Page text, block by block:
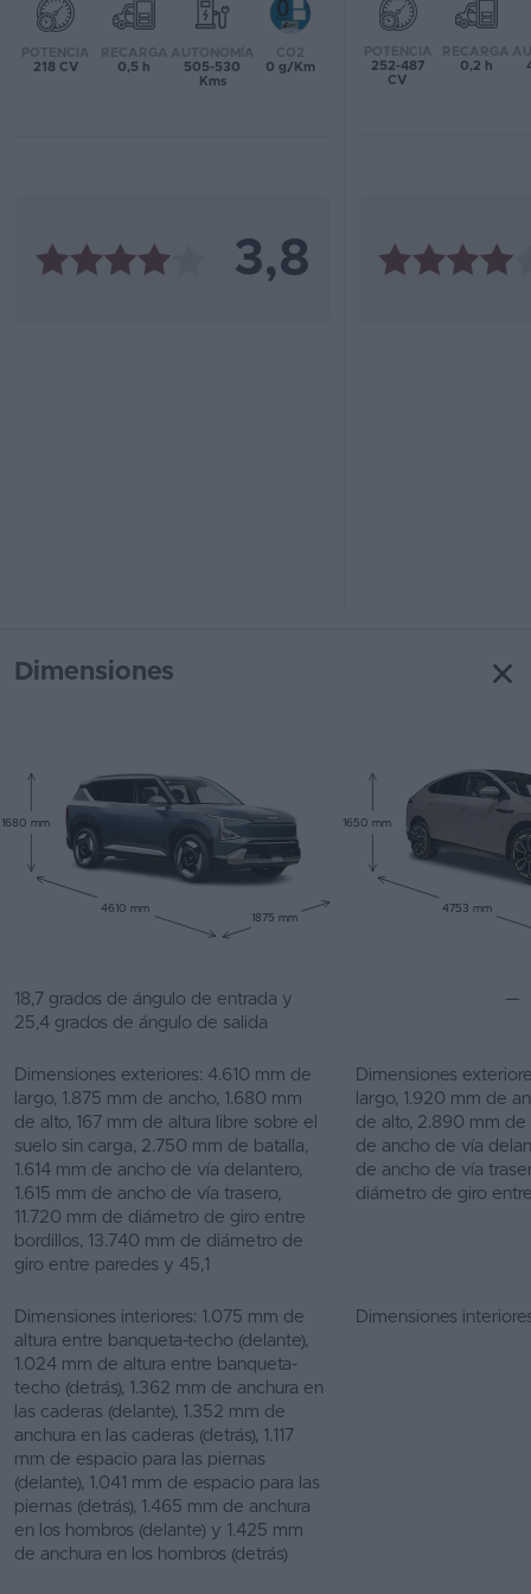
Favoritos
Ventas
POTENCIA
218 CV
RECARGA
0,5 h
AUTONOMÍA
505-530
Kms
CO2
0 g/Km
POTENCIA
252-487
CV
RECARGA
0,2 h
3,8
Dimensiones
1680 mm
4610 mm
1875 mm
1650 mm
4753 mm
18,7 grados de ángulo de entrada y
25,4 grados de ángulo de salida
—
Dimensiones exteriores: 4.610 mm de
largo, 1.875 mm de ancho, 1.680 mm
de alto, 167 mm de altura libre sobre el
suelo sin carga, 2.750 mm de batalla,
1.614 mm de ancho de vía delantero,
1.615 mm de ancho de vía trasero,
11.720 mm de diámetro de giro entre
bordillos, 13.740 mm de diámetro de
giro entre paredes y 45,1
Dimensiones
largo, 1.920 mm de
de alto, 2.890 mm de
de ancho de vía
de ancho de vía
diámetro de giro
Dimensiones interiores: 1.075 mm de
altura entre banqueta-techo (delante),
1.024 mm de altura entre banqueta-
techo (detrás), 1.362 mm de anchura en
las caderas (delante), 1.352 mm de
anchura en las caderas (detrás), 1.117
mm de espacio para las piernas
(delante), 1.041 mm de espacio para las
piernas (detrás), 1.465 mm de anchura
en los hombros (delante) y 1.425 mm
de anchura en los hombros (detrás)
Dimensiones